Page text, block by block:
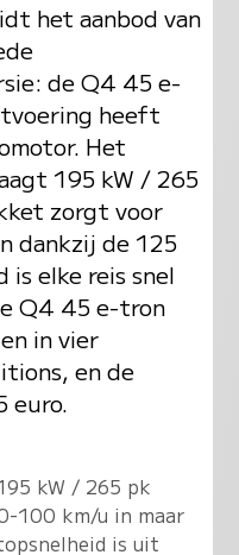
het aanbod van
de Q4 45 e-
heeft
Het
195 kW / 265
zorgt voor
dankzij de 125
is elke reis snel
Q4 45 e-tron
in vier
en de
euro.
kW / 265 pk
100 km/u in maar
is uit